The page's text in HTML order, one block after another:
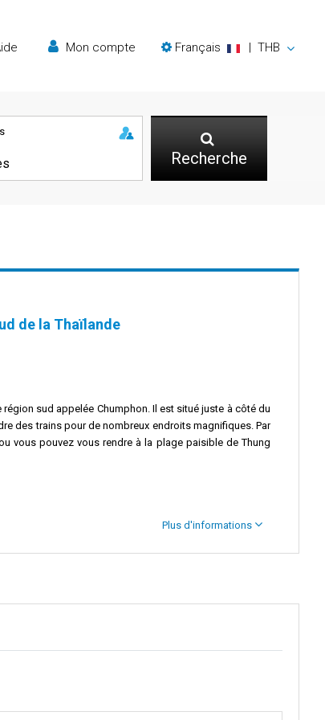
Mon compte Français | THB
Recherche
de la Thaïlande
sud appelée Chumphon. Il est situé juste à côté du
des trains pour de nombreux endroits magnifiques. Par
vous pouvez vous rendre à la plage paisible de Thung
– c'est aussi un point de départ pour des aventures
ne s'arrête pas là ! Le Quai de Mataphon est
de l'environnement. La plus célèbre est le HTMS
Plus d'informations